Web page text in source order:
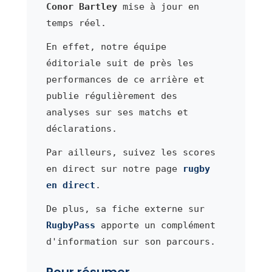
Conor Bartleymise à jour en
temps réel.
En effet, notre équipe
éditoriale suit de près les
performances de ce arrière et
publie régulièrement des
analyses sur ses matchs et
déclarations.
Par ailleurs, suivez les scores
en direct sur notre page
rugby
en direct .
De plus, sa fiche externe sur
RugbyPass apporte un complément
d'information sur son parcours.